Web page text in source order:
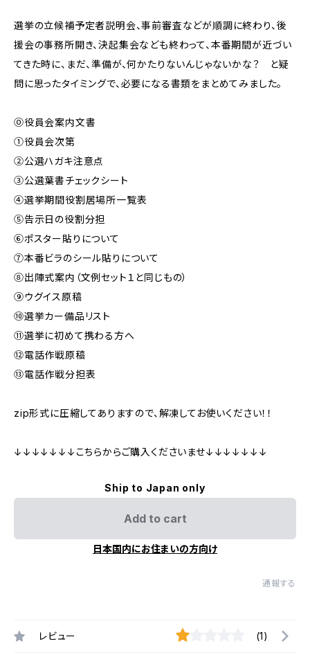
選挙の立候補予定者説明会、事前審査などが順調に終わり、後
援会の事務所開き、決起集会なども終わって、本番期間が近づい
てきた時に、まだ、準備が、何かたりないんじゃないかな？ と疑
問に思ったタイミングで、必要になる書類をまとめてみました。
⓪役員会案内文書
①役員会次第
②公選ハガキ注意点
③公選葉書チェックシート
④選挙期間役割居場所一覧表
⑤告示日の役割分担
⑥ポスター貼りについて
⑦本番ビラのシール貼りについて
⑧出陣式案内（文例セット１と同じもの）
⑨ウグイス原稿
⑩選挙カー備品リスト
⑪選挙に初めて携わる方へ
⑫電話作戦原稿
⑬電話作戦分担表
zip形式に圧縮してありますので、解凍してお使いください！！
↓↓↓↓↓↓↓こちらからご購入くださいませ↓↓↓↓↓↓↓
Ship to Japan only
Add to cart
日本国内にお住まいの方向け
通報する
レビュー (1)